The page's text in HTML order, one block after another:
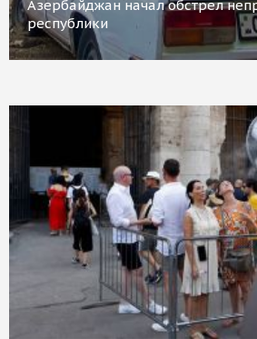
Азербайджан начал обстрел
республики